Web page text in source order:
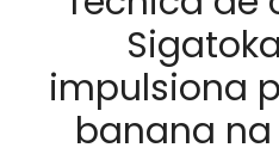
impulsiona
banana